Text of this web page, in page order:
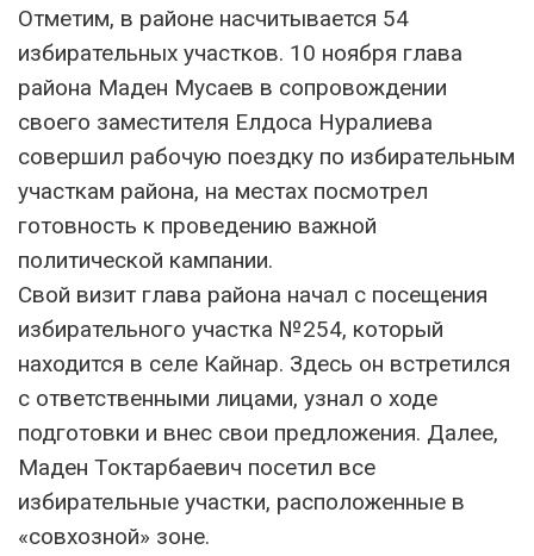
Отметим, в районе насчитывается 54
избирательных участков. 10 ноября глава
района Маден Мусаев в сопровождении
своего заместителя Елдоса Нуралиева
совершил рабочую поездку по избирательным
участкам района, на местах посмотрел
готовность к проведению важной
политической кампании.
Свой визит глава района начал с посещения
избирательного участка №254, который
находится в селе Кайнар. Здесь он встретился
с ответственными лицами, узнал о ходе
подготовки и внес свои предложения. Далее,
Маден Токтарбаевич посетил все
избирательные участки, расположенные в
«совхозной» зоне.